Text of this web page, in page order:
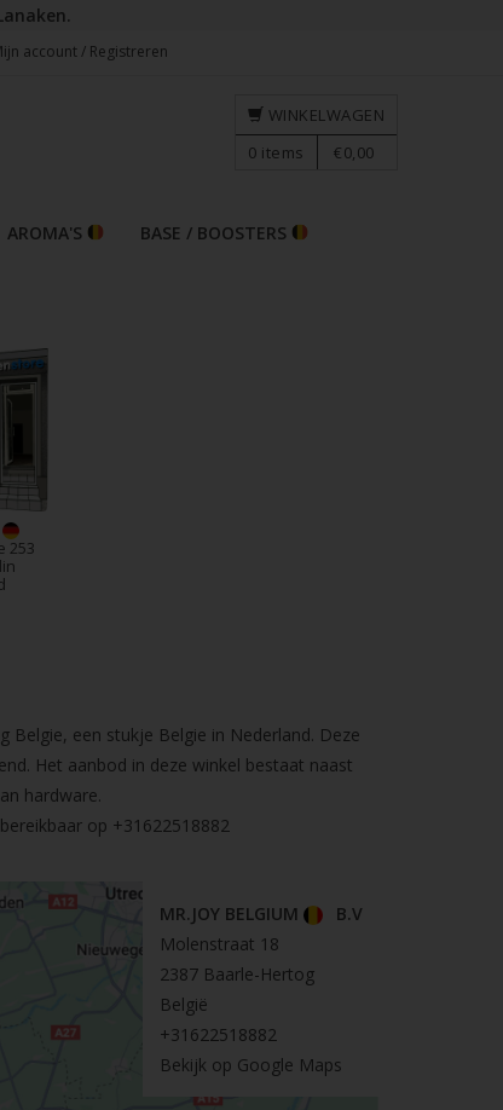
account / Registreren
AROMA'S
BASE / BOOSTERS
WINKELWAGEN
0 items €0,00
253
een stukje Belgie in Nederland. Deze
Het aanbod in deze winkel bestaat naast
hardware.
op +31622518882
MR.JOY BELGIUM
B.V
Molenstraat 18
2387 Baarle-Hertog
België
+31622518882
Bekijk op Google Maps